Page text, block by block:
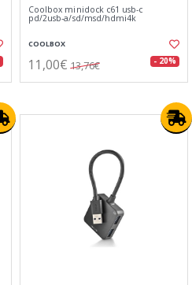
Coolbox minidock c61 usb-c
pd/2usb-a/sd/msd/hdmi4k
COOLBOX
11,00€ 13,76€ - 20%